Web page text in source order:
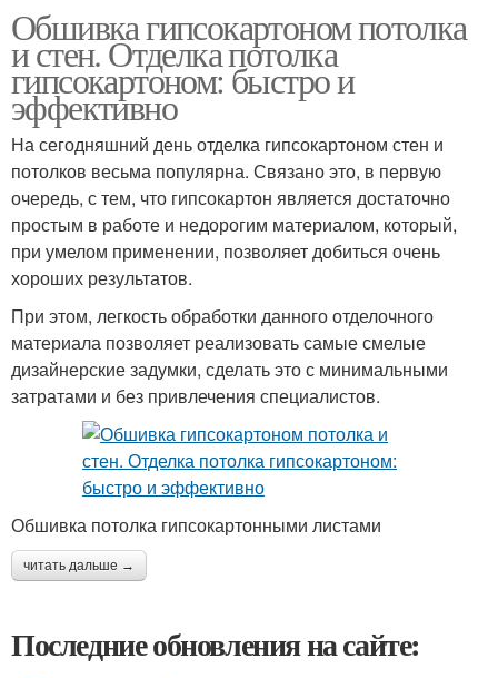
Обшивка гипсокартоном потолка
и стен. Отделка потолка
гипсокартоном: быстро и
эффективно
На сегодняшний день отделка гипсокартоном стен и
потолков весьма популярна. Связано это, в первую
очередь, с тем, что гипсокартон является достаточно
простым в работе и недорогим материалом, который,
при умелом применении, позволяет добиться очень
хороших результатов.
При этом, легкость обработки данного отделочного
материала позволяет реализовать самые смелые
дизайнерские задумки, сделать это с минимальными
затратами и без привлечения специалистов.
Обшивка потолка гипсокартонными листами
читать дальше →
Последние обновления на сайте: